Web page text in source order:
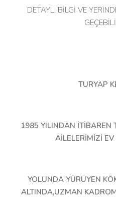
DETAYLI BİLGİ VE
TURYAP
1985 YILINDAN İTİBAREN
AİLELERİMİZİ
YOLUNDA YÜRÜYEN
ALTINDA,UZMAN